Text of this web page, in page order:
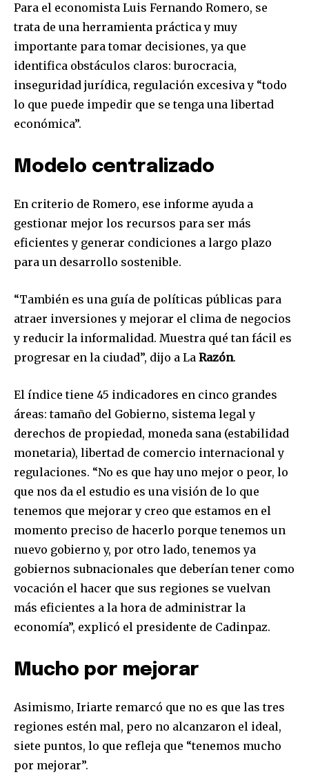
Para el economista Luis Fernando Romero, se
trata de una herramienta práctica y muy
importante para tomar decisiones, ya que
identifica obstáculos claros: burocracia,
inseguridad jurídica, regulación excesiva y “todo
lo que puede impedir que se tenga una libertad
económica”.
Modelo centralizado
En criterio de Romero, ese informe ayuda a
gestionar mejor los recursos para ser más
eficientes y generar condiciones a largo plazo
para un desarrollo sostenible.
“También es una guía de políticas públicas para
atraer inversiones y mejorar el clima de negocios
y reducir la informalidad. Muestra qué tan fácil es
progresar en la ciudad”, dijo a La Razón.
El índice tiene 45 indicadores en cinco grandes
áreas: tamaño del Gobierno, sistema legal y
derechos de propiedad, moneda sana (estabilidad
monetaria), libertad de comercio internacional y
regulaciones. “No es que hay uno mejor o peor, lo
que nos da el estudio es una visión de lo que
tenemos que mejorar y creo que estamos en el
momento preciso de hacerlo porque tenemos un
nuevo gobierno y, por otro lado, tenemos ya
gobiernos subnacionales que deberían tener como
vocación el hacer que sus regiones se vuelvan
más eficientes a la hora de administrar la
economía”, explicó el presidente de Cadinpaz.
Mucho por mejorar
Asimismo, Iriarte remarcó que no es que las tres
regiones estén mal, pero no alcanzaron el ideal,
siete puntos, lo que refleja que “tenemos mucho
por mejorar”.